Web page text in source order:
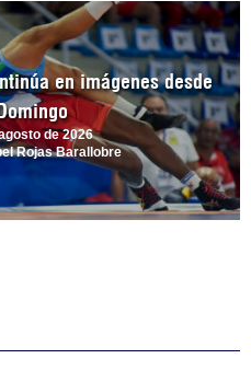
en imágenes desde
de 2026
Rojas Barallobre